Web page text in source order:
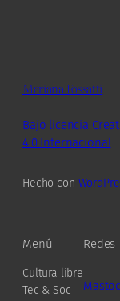
Mariana Fossatti
Bajo licencia
4.0 Internacional
Hecho con
Menú
Cultura libre
Tec & Soc
Redes